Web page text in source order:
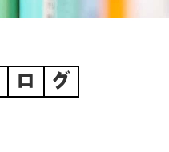
ロ グ